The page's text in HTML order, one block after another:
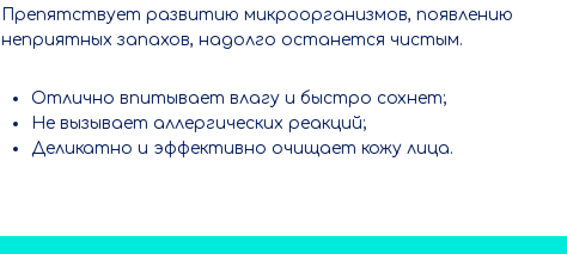
Препятствует развитию микроорганизмов, появлению
неприятных запахов, надолго останется чистым.
Отлично впитывает влагу и быстро сохнет;
Не вызывает аллергических реакций;
Деликатно и эффективно очищает кожу лица.